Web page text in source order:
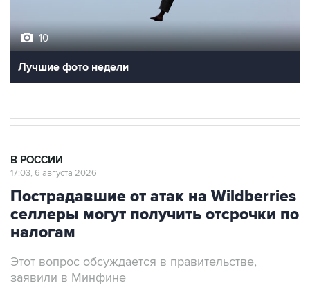
10
Лучшие фото недели
В РОССИИ
17:03, 6 августа 2026
Пострадавшие от атак на Wildberries
селлеры могут получить отсрочки по
налогам
Этот вопрос обсуждается в правительстве,
заявили в Минфине